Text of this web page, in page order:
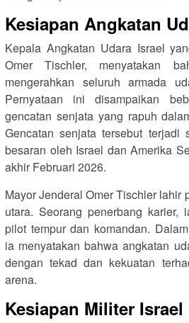
Kesiapan Angkatan
Kepala Angkatan Udara Israel
Omer Tischler, menyatakan
mengerahkan seluruh armada
Pernyataan ini disampaikan
gencatan senjata yang rapuh
Gencatan senjata tersebut terjadi
besaran oleh Israel dan Amerika
akhir Februari 2026.
Mayor Jenderal Omer Tischler lahir
utara. Seorang penerbang karier,
pilot tempur dan komandan.
ia menyatakan bahwa angkatan
dengan tekad dan kekuatan
arena.
Kesiapan Militer Israel